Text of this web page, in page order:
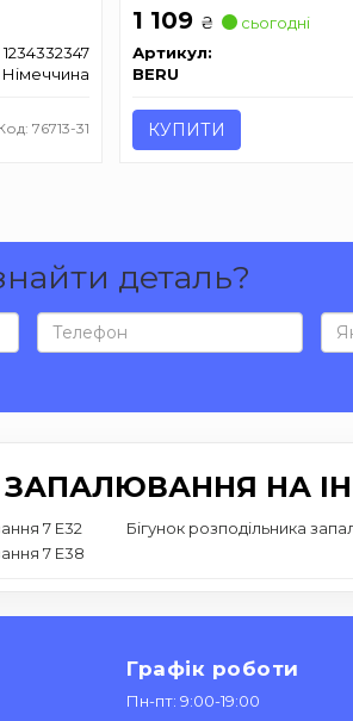
1234332347
Німеччина
76713-31
1 109 ₴
сьогодні
Артикул:
BERU
КУПИТИ
деталь?
НА
7 E32
7 E38
Бігунок розподільника
Графік роботи
Пн-пт: 9:00-19:00